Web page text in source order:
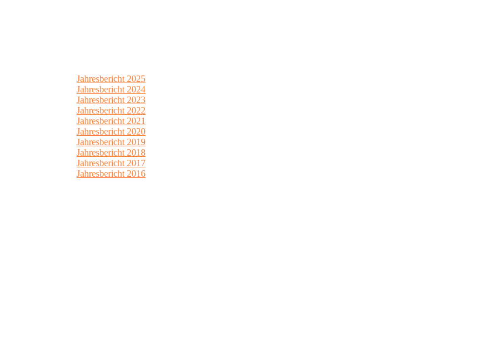
Jahresbericht 2025
Jahresbericht 2024
Jahresbericht 2023
Jahresbericht 2022
Jahresbericht 2021
Jahresbericht 2020
Jahresbericht 2019
Jahresbericht 2018
Jahresbericht 2017
Jahresbericht 2016